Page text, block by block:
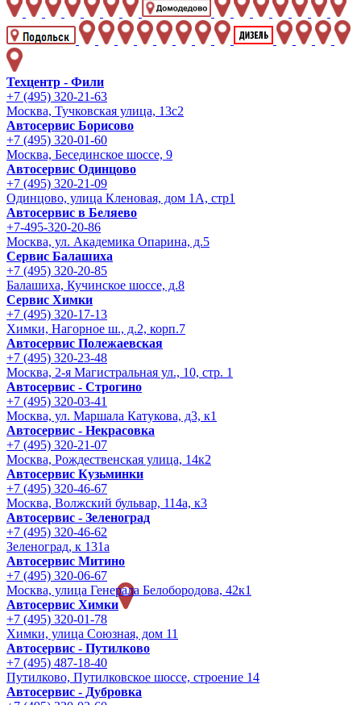
Техцентр - Фили
+7 (495) 320-21-63
Москва, Тучковская улица, 13с2
Автосервис Борисово
+7 (495) 320-01-60
Москва, Бесединское шоссе, 9
Автосервис Одинцово
+7 (495) 320-21-09
Одинцово, улица Кленовая, дом 1А, стр1
Автосервис в Беляево
+7-495-320-20-86
Москва, ул. Академика Опарина, д.5
Сервис Балашиха
+7 (495) 320-20-85
Балашиха, Кучинское шоссе, д.8
Сервис Химки
+7 (495) 320-17-13
Химки, Нагорное ш., д.2, корп.7
Автосервис Полежаевская
+7 (495) 320-23-48
Москва, 2-я Магистральная ул., 10, стр. 1
Автосервис - Строгино
+7 (495) 320-03-41
Москва, ул. Маршала Катукова, д3, к1
Автосервис - Некрасовка
+7 (495) 320-21-07
Москва, Рождественская улица, 14к2
Автосервис Кузьминки
+7 (495) 320-46-67
Москва, Волжский бульвар, 114а, к3
Автосервис - Зеленоград
+7 (495) 320-46-62
Зеленоград, к 131а
Автосервис Митино
+7 (495) 320-06-67
Москва, улица Генерала Белобородова, 42к1
Автосервис Химки
+7 (495) 320-01-78
Химки, улица Союзная, дом 11
Автосервис - Путилково
+7 (495) 487-18-40
Путилково, Путилковское шоссе, строение 14
Автосервис - Дубровка